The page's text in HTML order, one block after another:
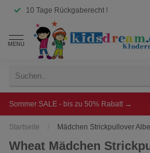
10 Tage Rückgaberecht !
MENU
Sommer SALE - bis zu 50% Rabatt →
Startseite / Mädchen Strickpullover
Wheat Mädchen